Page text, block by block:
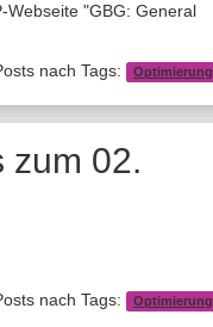
Webseite "GBG: General
nach Tags:
Optimierung
zum 02.
nach Tags:
Optimierung